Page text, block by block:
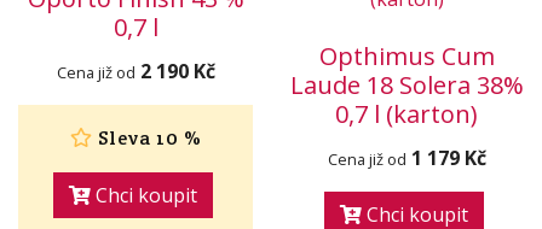
0,7 l
Cena již od 2 190 Kč
Sleva 10 %
Chci koupit
Opthimus Cum
Laude 18 Solera 38%
0,7 l (karton)
Cena již od 1 179 Kč
Chci koupit